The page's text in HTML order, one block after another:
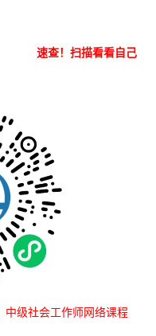
速查！扫描看看自己
中级社会工作师网络课程